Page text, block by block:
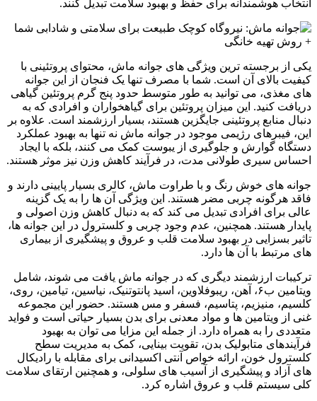
انتخاب هوشمندانه برای حفظ و بهبود سلامت تبدیل کنند.
یکی از برجسته ترین ویژگی های جوانه ماش، محتوای پروتئینی با
کیفیت بالای آن است. شما با مصرف تنها یک فنجان از این جوانه
های مغذی، می توانید به طور متوسط حدود پنج گرم پروتئین گیاهی
دریافت کنید. این میزان پروتئین برای گیاهخواران و افرادی که به
دنبال منابع پروتئینی جایگزین هستند، بسیار ارزشمند است. علاوه بر
این، فیبرهای رژیمی موجود در جوانه ماش نه تنها به بهبود عملکرد
دستگاه گوارش و جلوگیری از یبوست کمک می کنند، بلکه با ایجاد
احساس سیری طولانی مدت، در فرآیند کاهش وزن نیز موثر هستند.
جوانه های خوش رنگ و با طراوت ماش، کالری بسیار پایینی دارند و
فاقد هرگونه چربی مضر هستند. این ویژگی آن ها را به یک گزینه
عالی برای افرادی تبدیل می کند که به دنبال کاهش وزن اصولی و
پایدار هستند. همچنین، عدم وجود چربی و کلسترول در این جوانه ها،
تاثیر بسزایی در بهبود سلامت قلب و عروق و پیشگیری از بیماری
های مرتبط با آن ها دارد.
ترکیبات ارزشمند دیگری که در جوانه ماش یافت می شوند، شامل
ویتامین ب۶، آهن، ریبوفلاوین، اسید پانتوتنیک، نیاسین، تیامین، روی،
کلسیم، منیزیم، پتاسیم، فسفر و مس هستند. حضور این مجموعه
غنی از ویتامین ها و مواد معدنی برای بدن بسیار حیاتی است و فواید
متعددی را به همراه دارد. از جمله این مزایا می توان به بهبود
فرآیندهای متابولیک بدن، تقویت بینایی، کمک به مدیریت سطح
کلسترول خون، ارائه خواص آنتی اکسیدانی برای مقابله با رادیکال
های آزاد و پیشگیری از آسیب های سلولی، و همچنین ارتقای سلامت
کلی سیستم قلب و عروق اشاره کرد.